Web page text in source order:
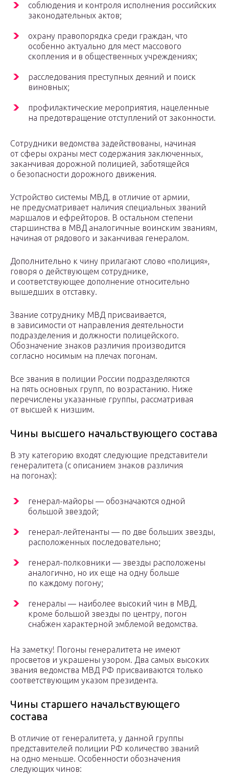
соблюдения и контроля исполнения российских
законодательных актов;
охрану правопорядка среди граждан, что
особенно актуально для мест массового
скопления и в общественных учреждениях;
расследования преступных деяний и поиск
виновных;
профилактические мероприятия, нацеленные
на предотвращение отступлений от законности.
Сотрудники ведомства задействованы, начиная
от сферы охраны мест содержания заключенных,
заканчивая дорожной полицией, заботящейся
о безопасности дорожного движения.
Устройство системы МВД, в отличие от армии,
не предусматривает наличия специальных званий
маршалов и ефрейторов. В остальном степени
старшинства в МВД аналогичные воинским званиям,
начиная от рядового и заканчивая генералом.
Дополнительно к чину прилагают слово «полиция»,
говоря о действующем сотруднике,
и соответствующее дополнение относительно
вышедших в отставку.
Звание сотруднику МВД присваивается,
в зависимости от направления деятельности
подразделения и должности полицейского.
Обозначение знаков различия производится
согласно носимым на плечах погонам.
Все звания в полиции России подразделяются
на пять основных групп, по возрастанию. Ниже
перечислены указанные группы, рассматривая
от высшей к низшим.
Чины высшего начальствующего состава
В эту категорию входят следующие представители
генералитета (с описанием знаков различия
на погонах):
генерал-майоры — обозначаются одной
большой звездой;
генерал-лейтенанты — по две больших звезды,
расположенных последовательно;
генерал-полковники — звезды расположены
аналогично, но их еще на одну больше
по каждому погону;
генералы — наиболее высокий чин в МВД,
кроме большой звезды по центру, погон
снабжен характерной эмблемой ведомства.
На заметку! Погоны генералитета не имеют
просветов и украшены узором. Два самых высоких
звания ведомства МВД РФ присваиваются только
соответствующим указом президента.
Чины старшего начальствующего
состава
В отличие от генералитета, у данной группы
представителей полиции РФ количество званий
на одно меньше. Особенности обозначения
следующих чинов: